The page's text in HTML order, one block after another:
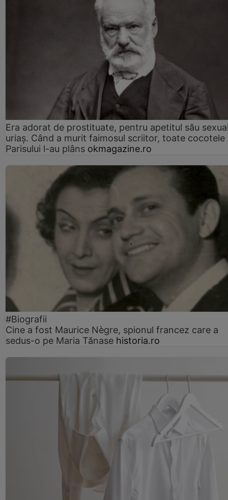
Era adorat de prostituate, pentru apetitul său
uriaș. Când a murit faimosul scriitor, toate cocotele
Parisului l-au plâns okmagazine.ro
#Biografii
Cine a fost Maurice Nègre, spionul francez care a
sedus-o pe Maria Tănase historia.ro